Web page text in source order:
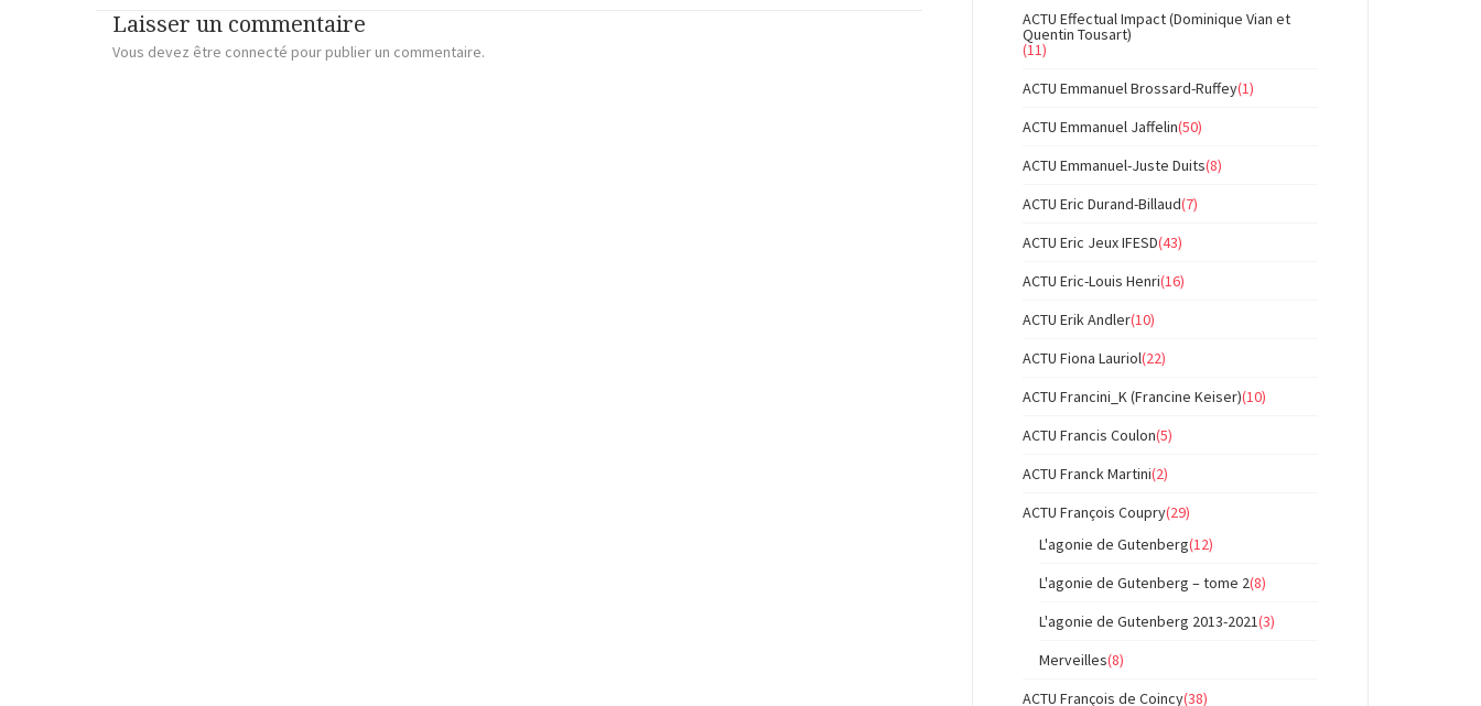
Laisser un commentaire
Vous devez être connecté pour publier un commentaire.
ACTU Effectual Impact (Dominique Vian et
Quentin Tousart)
(11)
ACTU Emmanuel Brossard-Ruffey(1)
ACTU Emmanuel Jaffelin(50)
ACTU Emmanuel-Juste Duits(8)
ACTU Eric Durand-Billaud(7)
ACTU Eric Jeux IFESD(43)
ACTU Eric-Louis Henri(16)
ACTU Erik Andler(10)
ACTU Fiona Lauriol(22)
ACTU Francini_K (Francine Keiser)(10)
ACTU Francis Coulon(5)
ACTU Franck Martini(2)
ACTU François Coupry(29)
L'agonie de Gutenberg(12)
L'agonie de Gutenberg – tome 2(8)
L'agonie de Gutenberg 2013-2021(3)
Merveilles(8)
ACTU François de Coincy(38)